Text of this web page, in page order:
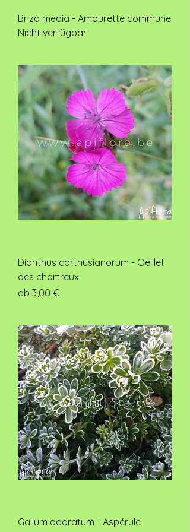
Briza media - Amourette commune
Nicht verfügbar
Dianthus carthusianorum - Oeillet
des chartreux
ab 3,00 €
Sale-Preis
Galium odoratum - Aspérule